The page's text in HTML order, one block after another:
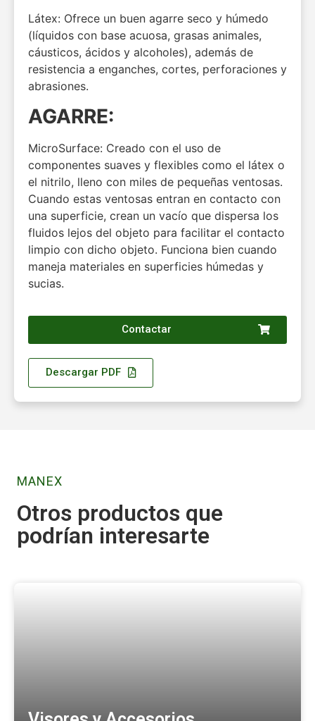
Látex: Ofrece un buen agarre seco y húmedo
(líquidos con base acuosa, grasas animales,
cáusticos, ácidos y alcoholes), además de
resistencia a enganches, cortes, perforaciones y
abrasiones.
AGARRE:
MicroSurface: Creado con el uso de
componentes suaves y flexibles como el látex o
el nitrilo, lleno con miles de pequeñas ventosas.
Cuando estas ventosas entran en contacto con
una superficie, crean un vacío que dispersa los
fluidos lejos del objeto para facilitar el contacto
limpio con dicho objeto. Funciona bien cuando
maneja materiales en superficies húmedas y
sucias.
Contactar
Descargar PDF
MANEX
Otros productos que
podrían interesarte